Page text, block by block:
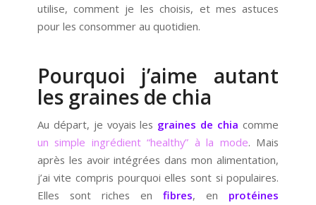
utilise, comment je les choisis, et mes astuces
pour les consommer au quotidien.
Pourquoi j’aime autant
les graines de chia
Au départ, je voyais les graines de chia comme
un simple ingrédient “healthy” à la mode. Mais
après les avoir intégrées dans mon alimentation,
j’ai vite compris pourquoi elles sont si populaires.
Elles sont riches enfibres, en protéines